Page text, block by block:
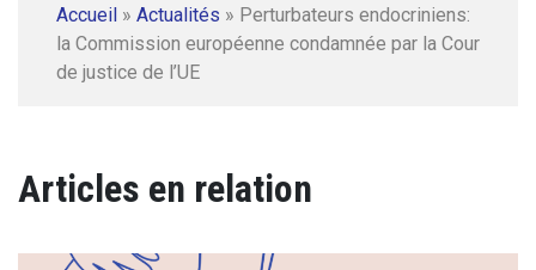
Accueil » Actualités » Perturbateurs endocriniens:
la Commission européenne condamnée par la Cour
de justice de l’UE
Articles en relation